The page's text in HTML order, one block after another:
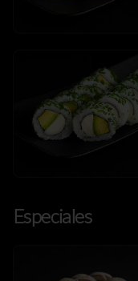
Especiales